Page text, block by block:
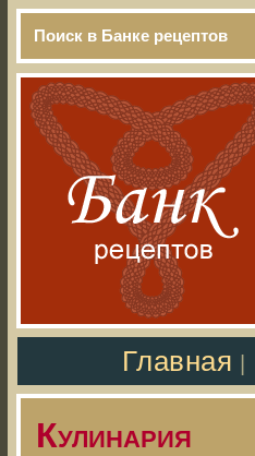
Поиск в Банке рецептов
Главная
Кулинария